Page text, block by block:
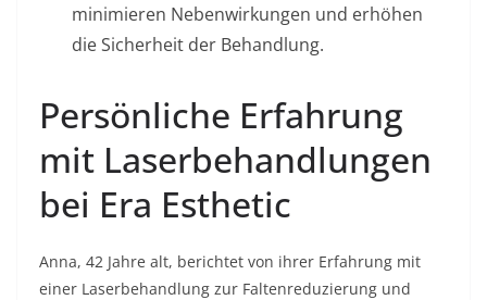
minimieren Nebenwirkungen und erhöhen
die Sicherheit der Behandlung.
Persönliche Erfahrung
mit Laserbehandlungen
bei Era Esthetic
Anna, 42 Jahre alt, berichtet von ihrer Erfahrung mit
einer Laserbehandlung zur Faltenreduzierung und